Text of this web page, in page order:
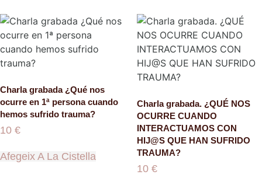
Charla grabada ¿Qué nos
ocurre en 1ª persona cuando
hemos sufrido trauma?
10 €
Afegeix A La Cistella
Charla grabada. ¿QUÉ NOS
OCURRE CUANDO
INTERACTUAMOS CON
HIJ@S QUE HAN SUFRIDO
TRAUMA?
10 €